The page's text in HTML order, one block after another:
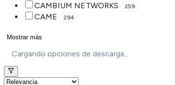
CAMBIUM NETWORKS 259
CAME 294
Mostrar más
Cargando opciones de descarga...